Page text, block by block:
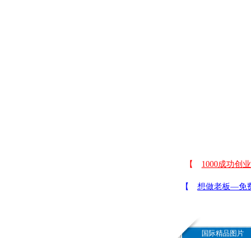
国际精品图片